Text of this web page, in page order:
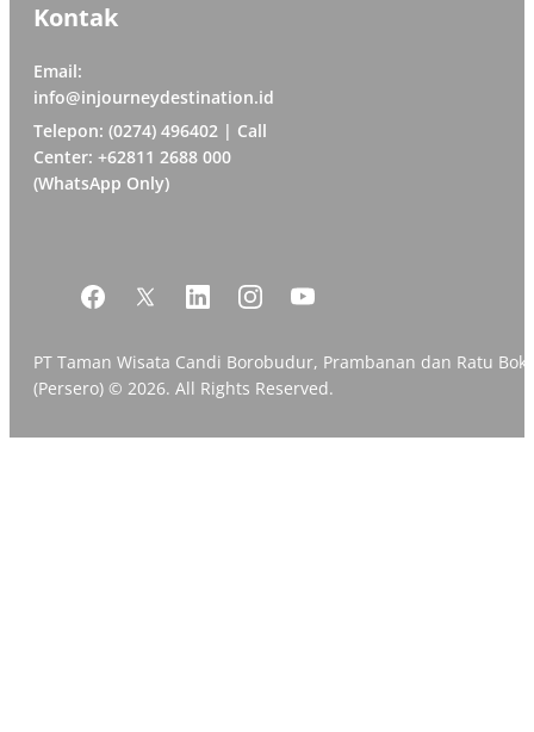
Kontak
Email:
info@injourneydestination.id
Telepon: (0274) 496402 | Call
Center: +62811 2688 000
(WhatsApp Only)
PT Taman Wisata Candi Borobudur, Prambanan dan Ratu
(Persero) © 2026. All Rights Reserved.